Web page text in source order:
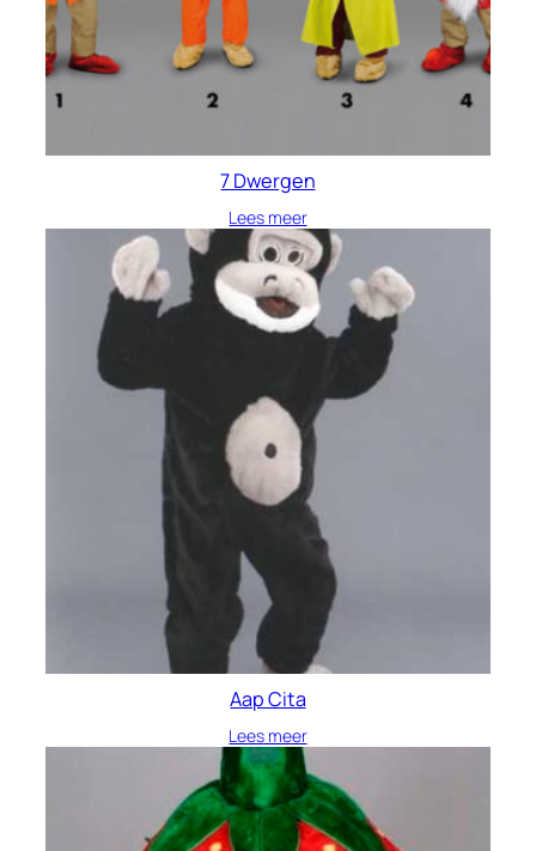
7 Dwergen
Lees meer
Aap Cita
Lees meer